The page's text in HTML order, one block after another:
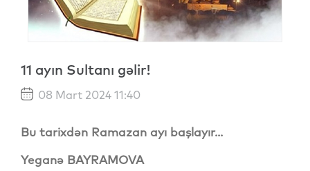
11 ayın Sultanı gəlir!
08 Mart 2024 11:40
Bu tarixdən Ramazan ayı başlayır...
Yeganə BAYRAMOVA